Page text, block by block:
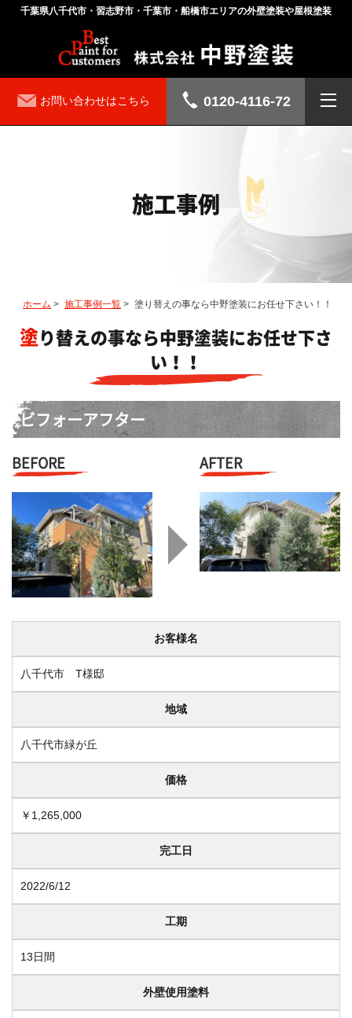
千葉県八千代市・習志野市・千葉市・船橋市エリアの外壁塗装や屋根塗装
お問い合わせはこちら 0120-4116-72
施工事例
ホーム > 施工事例一覧 > 塗り替えの事なら中野塗装にお任せ下さい！！
塗り替えの事なら中野塗装にお任せ下さ
い！！
ビフォーアフター
AFTER
BEFORE
お客様名
八千代市 T様邸
地域
八千代市緑が丘
価格
￥1,265,000
完工日
2022/6/12
工期
13日間
外壁使用塗料